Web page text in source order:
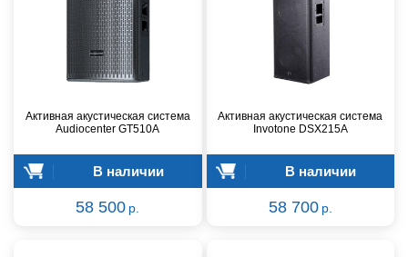
Активная акустическая система
Audiocenter GT510A
В наличии
58 500 р.
Активная акустическая система
Invotone DSX215A
В наличии
58 700 р.